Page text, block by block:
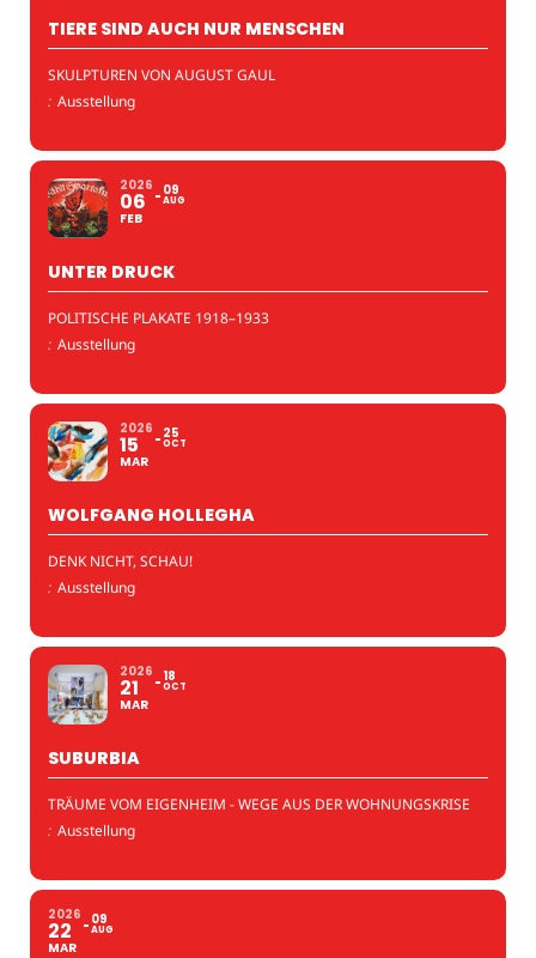
TIERE SIND AUCH NUR MENSCHEN
SKULPTUREN VON AUGUST GAUL
: Ausstellung
2026
06
FEB
09
AUG
UNTER DRUCK
POLITISCHE PLAKATE 1918–1933
: Ausstellung
2026
15
MAR
25
OCT
WOLFGANG HOLLEGHA
DENK NICHT, SCHAU!
: Ausstellung
2026
21
MAR
18
OCT
SUBURBIA
TRÄUME VOM EIGENHEIM - WEGE AUS DER WOHNUNGSKRISE
: Ausstellung
2026
22
MAR
09
AUG